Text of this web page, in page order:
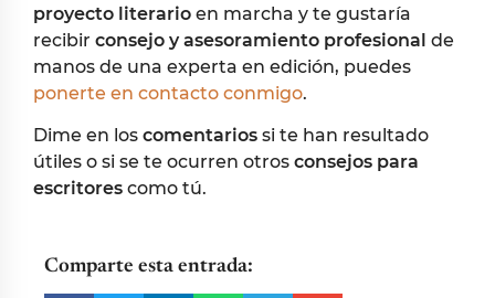
proyecto literario en marcha y te gustaría
recibir consejo y asesoramiento profesional de
manos de una experta en edición, puedes
ponerte en contacto conmigo.
Dime en los comentarios si te han resultado
útiles o si se te ocurren otros consejos para
escritores como tú.
Comparte esta entrada: